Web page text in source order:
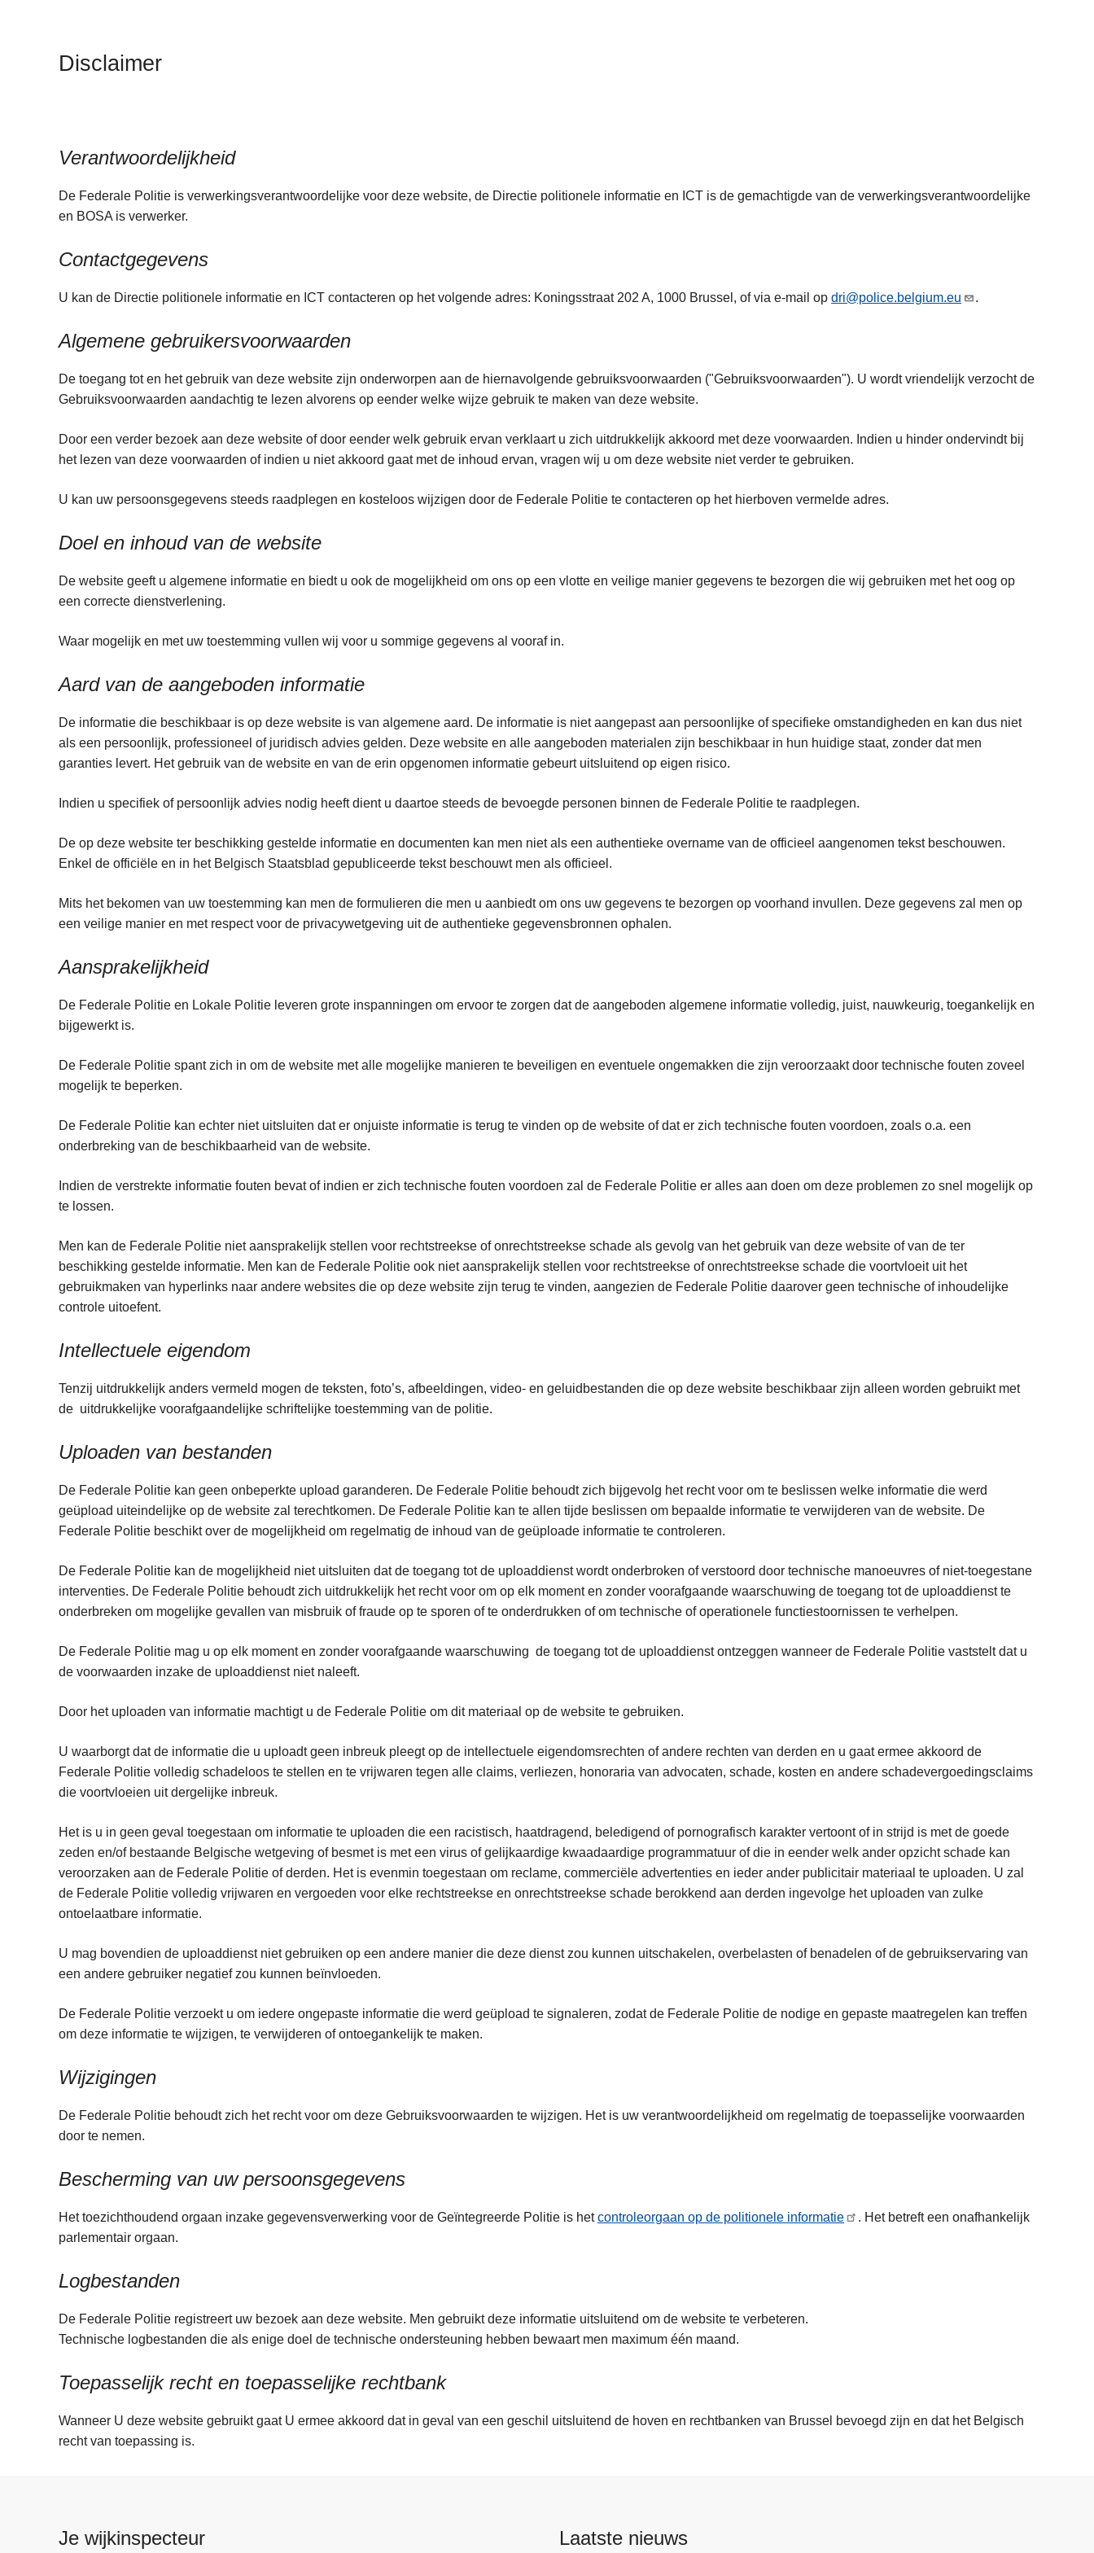
Disclaimer
Verantwoordelijkheid
De Federale Politie is verwerkingsverantwoordelijke voor deze website, de Directie politionele informatie en ICT is de gemachtigde van de verwerkingsverantwoordelijke
en BOSA is verwerker.
Contactgegevens
U kan de Directie politionele informatie en ICT contacteren op het volgende adres: Koningsstraat 202 A, 1000 Brussel, of via e-mail op dri@police.belgium.eu .
Algemene gebruikersvoorwaarden
De toegang tot en het gebruik van deze website zijn onderworpen aan de hiernavolgende gebruiksvoorwaarden ("Gebruiksvoorwaarden"). U wordt vriendelijk verzocht de
Gebruiksvoorwaarden aandachtig te lezen alvorens op eender welke wijze gebruik te maken van deze website.
Door een verder bezoek aan deze website of door eender welk gebruik ervan verklaart u zich uitdrukkelijk akkoord met deze voorwaarden. Indien u hinder ondervindt bij
het lezen van deze voorwaarden of indien u niet akkoord gaat met de inhoud ervan, vragen wij u om deze website niet verder te gebruiken.
U kan uw persoonsgegevens steeds raadplegen en kosteloos wijzigen door de Federale Politie te contacteren op het hierboven vermelde adres.
Doel en inhoud van de website
De website geeft u algemene informatie en biedt u ook de mogelijkheid om ons op een vlotte en veilige manier gegevens te bezorgen die wij gebruiken met het oog op
een correcte dienstverlening.
Waar mogelijk en met uw toestemming vullen wij voor u sommige gegevens al vooraf in.
Aard van de aangeboden informatie
De informatie die beschikbaar is op deze website is van algemene aard. De informatie is niet aangepast aan persoonlijke of specifieke omstandigheden en kan dus niet
als een persoonlijk, professioneel of juridisch advies gelden. Deze website en alle aangeboden materialen zijn beschikbaar in hun huidige staat, zonder dat men
garanties levert. Het gebruik van de website en van de erin opgenomen informatie gebeurt uitsluitend op eigen risico.
Indien u specifiek of persoonlijk advies nodig heeft dient u daartoe steeds de bevoegde personen binnen de Federale Politie te raadplegen.
De op deze website ter beschikking gestelde informatie en documenten kan men niet als een authentieke overname van de officieel aangenomen tekst beschouwen.
Enkel de officiële en in het Belgisch Staatsblad gepubliceerde tekst beschouwt men als officieel.
Mits het bekomen van uw toestemming kan men de formulieren die men u aanbiedt om ons uw gegevens te bezorgen op voorhand invullen. Deze gegevens zal men op
een veilige manier en met respect voor de privacywetgeving uit de authentieke gegevensbronnen ophalen.
Aansprakelijkheid
De Federale Politie en Lokale Politie leveren grote inspanningen om ervoor te zorgen dat de aangeboden algemene informatie volledig, juist, nauwkeurig, toegankelijk en
bijgewerkt is.
De Federale Politie spant zich in om de website met alle mogelijke manieren te beveiligen en eventuele ongemakken die zijn veroorzaakt door technische fouten zoveel
mogelijk te beperken.
De Federale Politie kan echter niet uitsluiten dat er onjuiste informatie is terug te vinden op de website of dat er zich technische fouten voordoen, zoals o.a. een
onderbreking van de beschikbaarheid van de website.
Indien de verstrekte informatie fouten bevat of indien er zich technische fouten voordoen zal de Federale Politie er alles aan doen om deze problemen zo snel mogelijk op
te lossen.
Men kan de Federale Politie niet aansprakelijk stellen voor rechtstreekse of onrechtstreekse schade als gevolg van het gebruik van deze website of van de ter
beschikking gestelde informatie. Men kan de Federale Politie ook niet aansprakelijk stellen voor rechtstreekse of onrechtstreekse schade die voortvloeit uit het
gebruikmaken van hyperlinks naar andere websites die op deze website zijn terug te vinden, aangezien de Federale Politie daarover geen technische of inhoudelijke
controle uitoefent.
Intellectuele eigendom
Tenzij uitdrukkelijk anders vermeld mogen de teksten, foto’s, afbeeldingen, video- en geluidbestanden die op deze website beschikbaar zijn alleen worden gebruikt met
de uitdrukkelijke voorafgaandelijke schriftelijke toestemming van de politie.
Uploaden van bestanden
De Federale Politie kan geen onbeperkte upload garanderen. De Federale Politie behoudt zich bijgevolg het recht voor om te beslissen welke informatie die werd
geüpload uiteindelijke op de website zal terechtkomen. De Federale Politie kan te allen tijde beslissen om bepaalde informatie te verwijderen van de website. De
Federale Politie beschikt over de mogelijkheid om regelmatig de inhoud van de geüploade informatie te controleren.
De Federale Politie kan de mogelijkheid niet uitsluiten dat de toegang tot de uploaddienst wordt onderbroken of verstoord door technische manoeuvres of niet-toegestane
interventies. De Federale Politie behoudt zich uitdrukkelijk het recht voor om op elk moment en zonder voorafgaande waarschuwing de toegang tot de uploaddienst te
onderbreken om mogelijke gevallen van misbruik of fraude op te sporen of te onderdrukken of om technische of operationele functiestoornissen te verhelpen.
De Federale Politie mag u op elk moment en zonder voorafgaande waarschuwing de toegang tot de uploaddienst ontzeggen wanneer de Federale Politie vaststelt dat u
de voorwaarden inzake de uploaddienst niet naleeft.
Door het uploaden van informatie machtigt u de Federale Politie om dit materiaal op de website te gebruiken.
U waarborgt dat de informatie die u uploadt geen inbreuk pleegt op de intellectuele eigendomsrechten of andere rechten van derden en u gaat ermee akkoord de
Federale Politie volledig schadeloos te stellen en te vrijwaren tegen alle claims, verliezen, honoraria van advocaten, schade, kosten en andere schadevergoedingsclaims
die voortvloeien uit dergelijke inbreuk.
Het is u in geen geval toegestaan om informatie te uploaden die een racistisch, haatdragend, beledigend of pornografisch karakter vertoont of in strijd is met de goede
zeden en/of bestaande Belgische wetgeving of besmet is met een virus of gelijkaardige kwaadaardige programmatuur of die in eender welk ander opzicht schade kan
veroorzaken aan de Federale Politie of derden. Het is evenmin toegestaan om reclame, commerciële advertenties en ieder ander publicitair materiaal te uploaden. U zal
de Federale Politie volledig vrijwaren en vergoeden voor elke rechtstreekse en onrechtstreekse schade berokkend aan derden ingevolge het uploaden van zulke
ontoelaatbare informatie.
U mag bovendien de uploaddienst niet gebruiken op een andere manier die deze dienst zou kunnen uitschakelen, overbelasten of benadelen of de gebruikservaring van
een andere gebruiker negatief zou kunnen beïnvloeden.
De Federale Politie verzoekt u om iedere ongepaste informatie die werd geüpload te signaleren, zodat de Federale Politie de nodige en gepaste maatregelen kan treffen
om deze informatie te wijzigen, te verwijderen of ontoegankelijk te maken.
Wijzigingen
De Federale Politie behoudt zich het recht voor om deze Gebruiksvoorwaarden te wijzigen. Het is uw verantwoordelijkheid om regelmatig de toepasselijke voorwaarden
door te nemen.
Bescherming van uw persoonsgegevens
Het toezichthoudend orgaan inzake gegevensverwerking voor de Geïntegreerde Politie is hetcontroleorgaan op de politionele informatie
. Het betreft een onafhankelijk
parlementair orgaan.
Logbestanden
De Federale Politie registreert uw bezoek aan deze website. Men gebruikt deze informatie uitsluitend om de website te verbeteren.
Technische logbestanden die als enige doel de technische ondersteuning hebben bewaart men maximum één maand.
Toepasselijk recht en toepasselijke rechtbank
Wanneer U deze website gebruikt gaat U ermee akkoord dat in geval van een geschil uitsluitend de hoven en rechtbanken van Brussel bevoegd zijn en dat het Belgisch
recht van toepassing is.
Je wijkinspecteur Laatste nieuws